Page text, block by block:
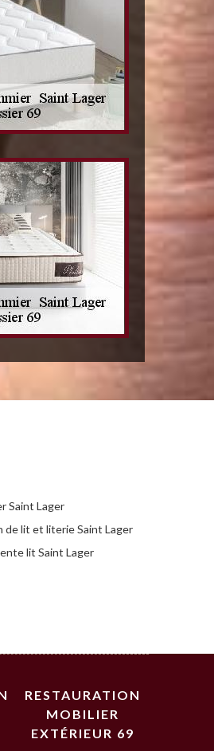
Saint Lager
de lit et literie Saint Lager
lit Saint Lager
RESTAURATION
MOBILIER
EXTÉRIEUR 69